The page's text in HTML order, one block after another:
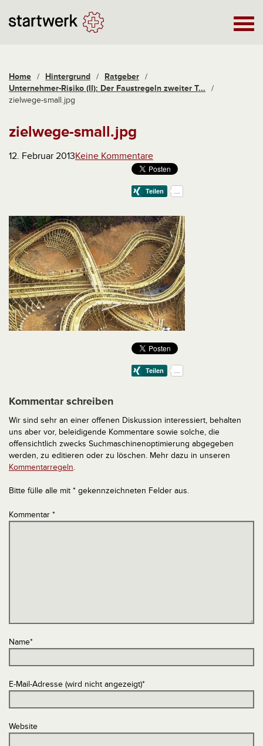
Home / Hintergrund / Ratgeber /
Unternehmer-Risiko (II): Der Faustregeln zweiter T...
/
zielwege-small.jpg
zielwege-small.jpg
12. Februar 2013Keine Kommentare
Kommentar schreiben
Wir sind sehr an einer offenen Diskussion interessiert, behalten
uns aber vor, beleidigende Kommentare sowie solche, die
offensichtlich zwecks Suchmaschinenoptimierung abgegeben
werden, zu editieren oder zu löschen. Mehr dazu in unseren
Kommentarregeln.
Bitte fülle alle mit * gekennzeichneten Felder aus.
Kommentar *
Name*
E-Mail-Adresse (wird nicht angezeigt)*
Website